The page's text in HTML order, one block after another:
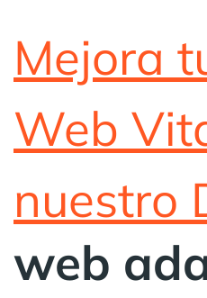
Mejora
Web
nuestro
web